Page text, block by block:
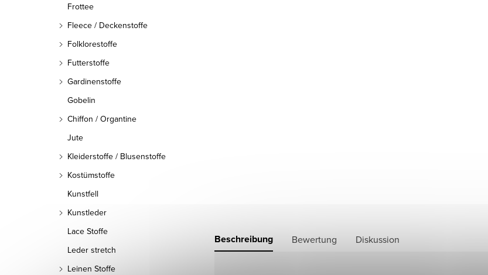
Frottee
Fleece / Deckenstoffe
Folklorestoffe
Futterstoffe
Gardinenstoffe
Gobelin
Chiffon / Organtine
Jute
Kleiderstoffe / Blusenstoffe
Kostümstoffe
Kunstfell
Kunstleder
Lace Stoffe
Leder stretch
Leinen Stoffe
Beschreibung Bewertung Diskussion